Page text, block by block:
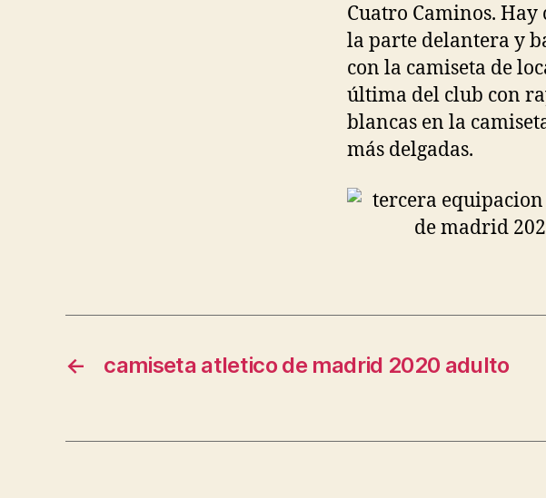
Cuatro Caminos.
la parte delantera y
con la camiseta de
última del club con
blancas en la
más delgadas.
← camiseta atletico de madrid 2020 adulto